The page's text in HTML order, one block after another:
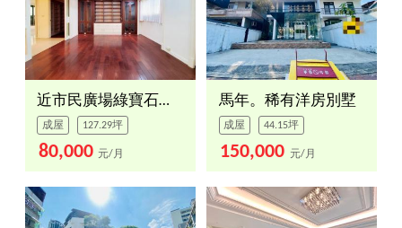
近市民廣場綠寶石一層一戶
成屋 127.29坪
80,000 元/月
馬年。稀有洋房別墅
成屋 44.15坪
150,000 元/月